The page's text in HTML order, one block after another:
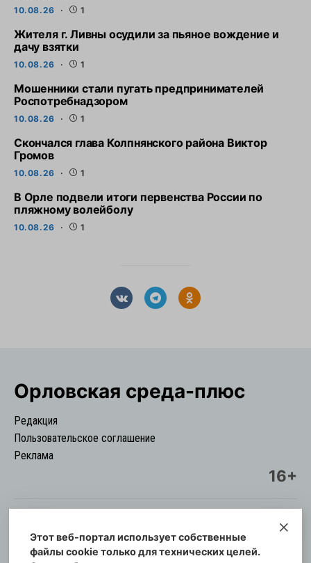
10.08.26 1
Жителя г. Ливны осудили за пьяное вождение и
дачу взятки
10.08.26 1
Мошенники стали пугать предпринимателей
Роспотребнадзором
10.08.26 1
Скончался глава Колпнянского района Виктор
Громов
10.08.26 1
В Орле подвели итоги первенства России по
пляжному волейболу
10.08.26 1
Орловская cреда-плюс
Редакция
Пользовательское соглашение
Реклама
16+
© Информационный городской портал
Орловская cреда-плюс, 2021-2026
Этот веб-портал использует собственные
файлы cookie только для технических целей.